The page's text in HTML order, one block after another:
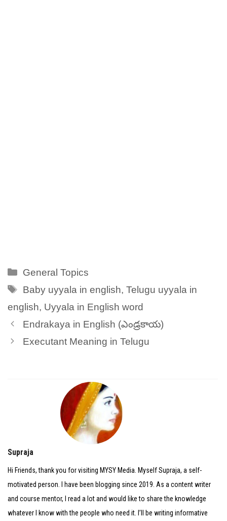
Categories
General Topics
Tags
Baby uyyala in english,Telugu uyyala in
english, Uyyala in English word
Endrakaya in English (ఎండ్రకాయ)
Executant Meaning in Telugu
Supraja
Hi Friends, thank you for visiting MYSY Media. Myself Supraja, a self-
motivated person. I have been blogging since 2019. As a content writer
and course mentor, I read a lot and would like to share the knowledge
whatever I know with the people who need it. I’ll be writing informative